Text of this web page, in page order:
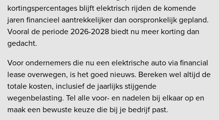
kortingspercentages blijft elektrisch rijden de komende
jaren financieel aantrekkelijker dan oorspronkelijk gepland.
Vooral de periode 2026-2028 biedt nu meer korting dan
gedacht.
Voor ondernemers die nu een elektrische auto via financial
lease overwegen, is het goed nieuws. Bereken wel altijd de
totale kosten, inclusief de jaarlijks stijgende
wegenbelasting. Tel alle voor- en nadelen bij elkaar op en
maak een bewuste keuze die bij je bedrijf past.